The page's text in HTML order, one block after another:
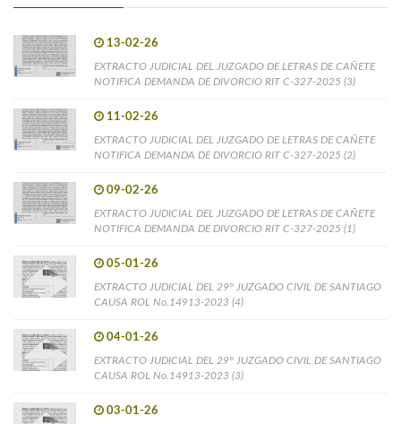
13-02-26
EXTRACTO JUDICIAL DEL JUZGADO DE LETRAS DE CAÑETE
NOTIFICA DEMANDA DE DIVORCIO RIT C-327-2025 (3)
11-02-26
EXTRACTO JUDICIAL DEL JUZGADO DE LETRAS DE CAÑETE
NOTIFICA DEMANDA DE DIVORCIO RIT C-327-2025 (2)
09-02-26
EXTRACTO JUDICIAL DEL JUZGADO DE LETRAS DE CAÑETE
NOTIFICA DEMANDA DE DIVORCIO RIT C-327-2025 (1)
05-01-26
EXTRACTO JUDICIAL DEL 29° JUZGADO CIVIL DE SANTIAGO
CAUSA ROL No.14913-2023 (4)
04-01-26
EXTRACTO JUDICIAL DEL 29° JUZGADO CIVIL DE SANTIAGO
CAUSA ROL No.14913-2023 (3)
03-01-26